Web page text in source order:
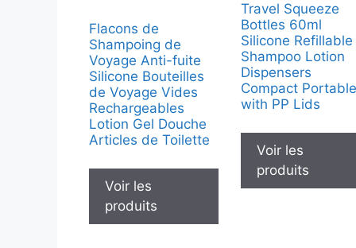
Flacons de
Shampoing de
Voyage Anti-fuite
Silicone Bouteilles
de Voyage Vides
Rechargeables
Lotion Gel Douche
Articles de Toilette
Voir les
produits
Travel Squeeze
Bottles 60ml
Silicone Refillable
Shampoo Lotion
Dispensers
Compact
with PP Lids
Voir les
produits